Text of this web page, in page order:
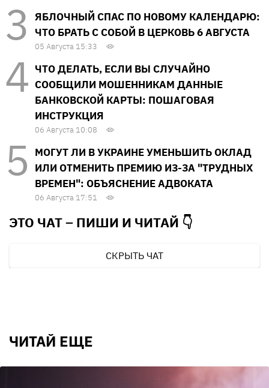
ЯБЛОЧНЫЙ СПАС ПО НОВОМУ КАЛЕНДАРЮ:
ЧТО БРАТЬ С СОБОЙ В ЦЕРКОВЬ 6 АВГУСТА
05 Августа 15:33
ЧТО ДЕЛАТЬ, ЕСЛИ ВЫ СЛУЧАЙНО
СООБЩИЛИ МОШЕННИКАМ ДАННЫЕ
БАНКОВСКОЙ КАРТЫ: ПОШАГОВАЯ
ИНСТРУКЦИЯ
06 Августа 10:08
МОГУТ ЛИ В УКРАИНЕ УМЕНЬШИТЬ ОКЛАД
ИЛИ ОТМЕНИТЬ ПРЕМИЮ ИЗ-ЗА "ТРУДНЫХ
ВРЕМЕН": ОБЪЯСНЕНИЕ АДВОКАТА
06 Августа 17:51
ЭТО ЧАТ – ПИШИ И ЧИТАЙ 👇
СКРЫТЬ ЧАТ
ЧИТАЙ ЕЩЕ